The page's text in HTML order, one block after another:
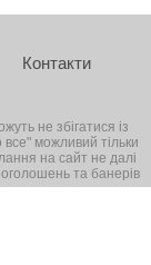
Контакти
не збігатися із
все" можливий тільки
на сайт не далі
та банерів